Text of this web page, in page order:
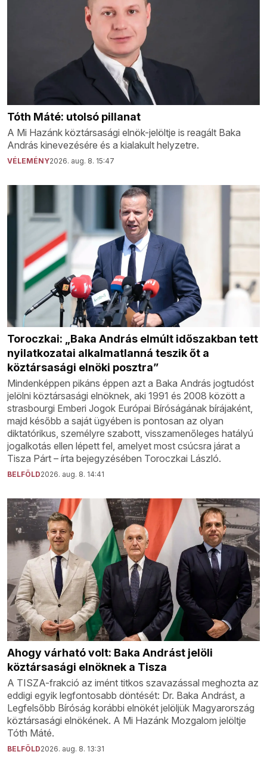
Tóth Máté: utolsó pillanat
A Mi Hazánk köztársasági elnök-jelöltje is reagált Baka
András kinevezésére és a kialakult helyzetre.
VÉLEMÉNY2026. aug. 8. 15:47
Toroczkai: „Baka András elmúlt időszakban tett
nyilatkozatai alkalmatlanná teszik őt a
köztársasági elnöki posztra”
Mindenképpen pikáns éppen azt a Baka András jogtudóst
jelölni köztársasági elnöknek, aki 1991 és 2008 között a
strasbourgi Emberi Jogok Európai Bíróságának bírájaként,
majd később a saját ügyében is pontosan az olyan
diktatórikus, személyre szabott, visszamenőleges hatályú
jogalkotás ellen lépett fel, amelyet most csúcsra járat a
Tisza Párt – írta bejegyzésében Toroczkai László.
BELFÖLD2026. aug. 8. 14:41
Ahogy várható volt: Baka Andrást jelöli
köztársasági elnöknek a Tisza
A TISZA-frakció az imént titkos szavazással meghozta az
eddigi egyik legfontosabb döntését: Dr. Baka Andrást, a
Legfelsőbb Bíróság korábbi elnökét jelöljük Magyarország
köztársasági elnökének. A Mi Hazánk Mozgalom jelöltje
Tóth Máté.
BELFÖLD2026. aug. 8. 13:31